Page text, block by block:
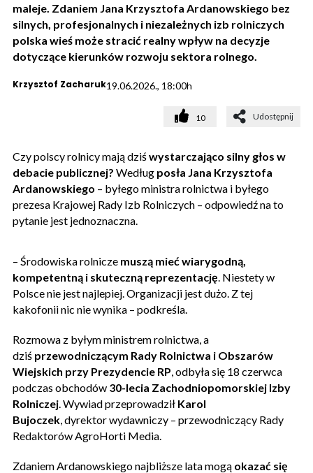
maleje. Zdaniem Jana Krzysztofa Ardanowskiego bez
silnych, profesjonalnych i niezależnych izb rolniczych
polska wieś może stracić realny wpływ na decyzje
dotyczące kierunków rozwoju sektora rolnego.
Krzysztof Zacharuk19.06.2026., 18:00h
10 Udostępnij
Czy polscy rolnicy mają dziśwystarczająco silny głos w
debacie publicznej? Według posła Jana Krzysztofa
Ardanowskiego – byłego ministra rolnictwa i byłego
prezesa Krajowej Rady Izb Rolniczych – odpowiedź na to
pytanie jest jednoznaczna.
– Środowiska rolnicze muszą mieć wiarygodną,
kompetentną i skuteczną reprezentację . Niestety w
Polsce nie jest najlepiej. Organizacji jest dużo. Z tej
kakofonii nic nie wynika – podkreśla.
Rozmowa z byłym ministrem rolnictwa, a
dziś przewodniczącym Rady Rolnictwa i Obszarów
Wiejskich przy Prezydencie RP , odbyła się 18 czerwca
podczas obchodów 30-lecia Zachodniopomorskiej Izby
Rolniczej . Wywiad przeprowadził Karol
Bujoczek , dyrektor wydawniczy – przewodniczący Rady
Redaktorów AgroHorti Media.
Zdaniem Ardanowskiego najbliższe lata mogą okazać się